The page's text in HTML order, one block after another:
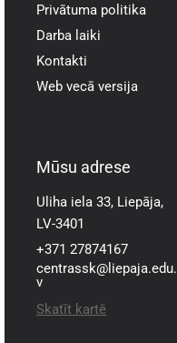
Privātuma politika
Darba laiki
Kontakti
Web vecā versija
Mūsu adrese
Uliha iela 33, Liepāja,
LV-3401
+371 27874167
centrassk@liepaja.edu.l
v
Skatīt kartē